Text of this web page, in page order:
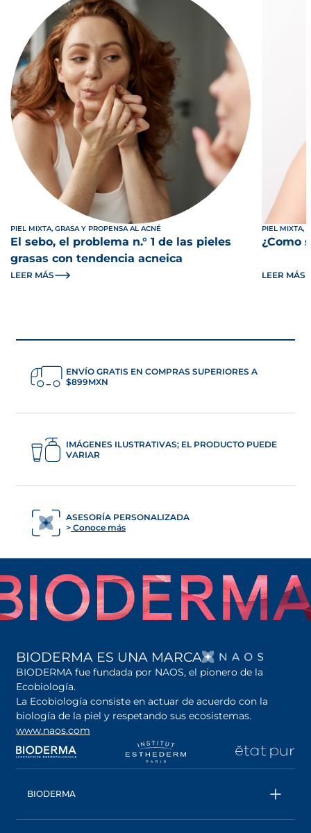
PIEL MIXTA, GRASA Y PROPENSA AL ACNÉ
El sebo, el problema n.° 1 de las pieles
grasas con tendencia acneica
LEER MÁS
PIEL MIXTA,
¿Como
LEER MÁS
ENVÍO GRATIS EN COMPRAS SUPERIORES A
$899MXN
IMÁGENES ILUSTRATIVAS; EL PRODUCTO PUEDE
VARIAR
ASESORÍA PERSONALIZADA
Conoce más
BIODERMA ES UNA MARCA SE
BIODERMA fue fundada por NAOS, el pionero de la
Ecobiología.
La Ecobiología consiste en actuar de acuerdo con la
biología de la piel y respetando sus ecosistemas.
www.naos.com
se abre en una pestaña nueva
se abre en una
BIODERMA